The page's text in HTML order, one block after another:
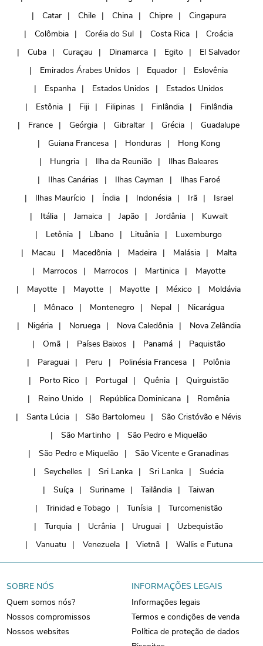
Catar
Chile China Chipre
Cingapura
Colômbia
Coréia do Sul Costa Rica
Croácia
Cuba
Curaçau Dinamarca Egito
El Salvador
Emirados Árabes Unidos
Equador
Eslovênia
Espanha
Estados Unidos
Estados Unidos
Estônia
Fiji Filipinas Finlândia
Finlândia
France
Geórgia Gibraltar Grécia
Guadalupe
Guiana Francesa
Honduras
Hong Kong
Hungria
Ilha da Reunião
Ilhas Baleares
Ilhas Canárias
Ilhas Cayman
Ilhas Faroé
Ilhas Maurício
Índia Indonésia Irã
Israel
Itália
Jamaica Japão Jordânia
Kuwait
Letônia
Líbano Lituânia
Luxemburgo
Macau
Macedônia Madeira Malásia
Malta
Marrocos
Marrocos Martinica
Mayotte
Mayotte
Mayotte Mayotte México
Moldávia
Mônaco
Montenegro Nepal
Nicarágua
Nigéria
Noruega Nova Caledônia
Nova Zelândia
Omã
Países Baixos Panamá
Paquistão
Paraguai
Peru Polinésia Francesa
Polônia
Porto Rico
Portugal Quênia
Quirguistão
Reino Unido
República Dominicana
Romênia
Santa Lúcia
São Bartolomeu
São Cristóvão e Névis
São Martinho
São Pedro e Miquelão
São Pedro e Miquelão
São Vicente e Granadinas
Seychelles
Sri Lanka Sri Lanka
Suécia
Suíça
Suriname Tailândia
Taiwan
Trinidad e Tobago
Tunísia
Turcomenistão
Turquia
Ucrânia Uruguai
Uzbequistão
Vanuatu
Venezuela Vietnã Wallis e Futuna
SOBRE NÓS
Quem somos nós?
Nossos compromissos
Nossos websites
INFORMAÇÕES LEGAIS
Informações legais
Termos e condições de venda
Política de proteção de dados